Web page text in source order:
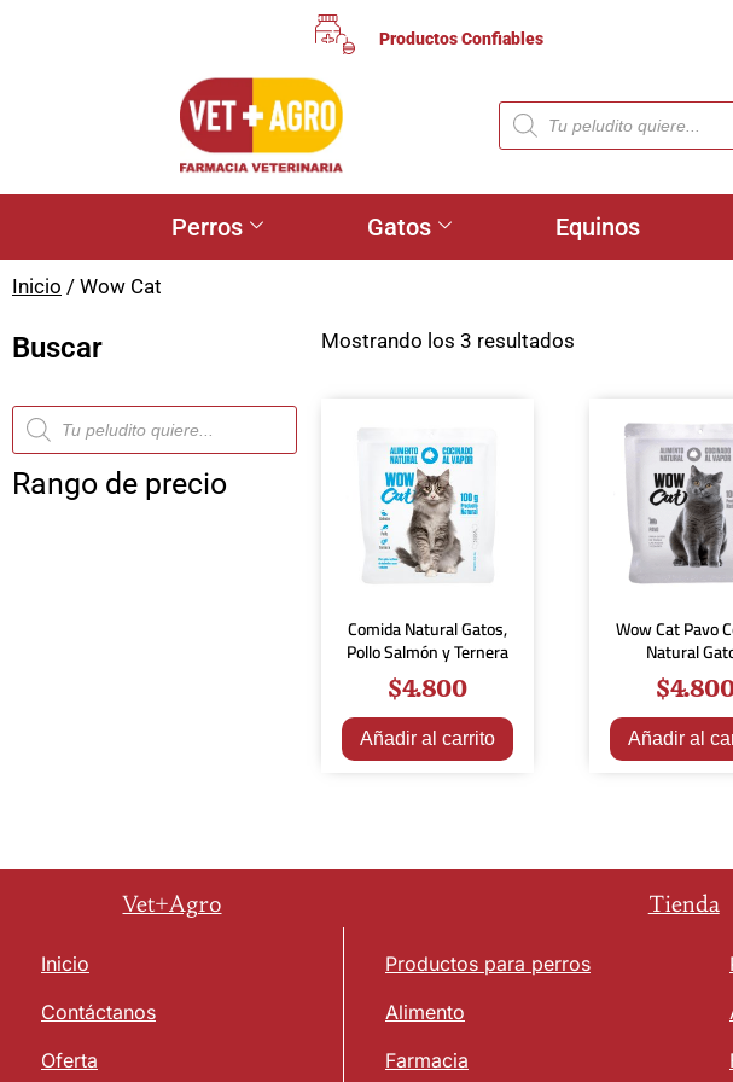
Productos Confiables
Perros Gatos Equinos
Inicio / Wow Cat
Buscar
Rango de precio
Mostrando los 3 resultados
Comida Natural Gatos,
Pollo Salmón y Ternera
$4.800
Añadir al carrito
Wow Cat Pavo
Natural
$
Añadir al
Vet+Agro Tienda
Inicio
Contáctanos
Oferta
Productos para perros
Alimento
Farmacia